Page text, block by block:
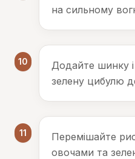
на сильному
10
Додайте шинку і
зелену цибулю
11
Перемішайте
овочами та